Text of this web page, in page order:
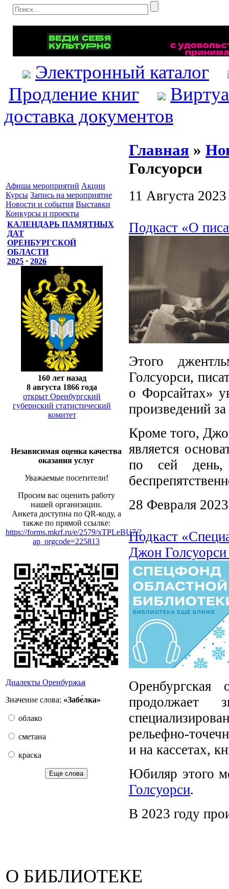
Электронный каталог
Продление книг
доставка документов
Афиша мероприятий Акции
Курсы Запись на мероприятие
Новости и события Выставки
Конкурсы и проекты
КАЛЕНДАРЬ ПАМЯТНЫХ
ДАТ
ОРЕНБУРГСКОЙ
ОБЛАСТИ
2025 · 2026
160 лет назад
8 августа 1866 года
открыт Оренбургский
губернский статистический
комитет
Независимая оценка качества
оказания услуг
Уважаемые посетители!
Просим вас оценить работу
нашей организации.
Анкета доступна по QR-коду, а
также по прямой ссылке:
https://forms.mkrf.ru/e/2579/xTPLeBU7/?
ap_orgcode=225813
Диалекты Оренбуржья
Значение слова: «Забе́лка»
облако
сметана
краска
Еще слова
Главная »
Голсуорси
11 Августа 2023
Подкаст «О
Этого
Голсуорси,
о Форсайтах»
произведений за
Кроме того,
является
по сей день,
28 Февраля 2023
Подкаст
Джон
продолжает
рельефно-
и на кассетах,
Юбиляр этого
Голсуорси.
В 2023 году
О БИБЛИОТЕКЕ